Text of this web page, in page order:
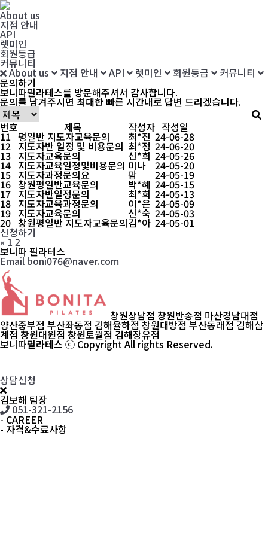
About us
지점 안내
API
렛미인
회원등급
커뮤니티
About us 지점 안내 API 렛미인 회원등급 커뮤니티
문의하기
보니따필라테스를 방문해주셔서 감사합니다.
문의를 남겨주시면 최대한빠른 시간내로 답변 드리겠습니다.
번호
제목 작성자 작성일
11 평일반 지도자교육문의 최*진 24-06-28
12 지도자반 일정 및 비용문의 최*정 24-06-20
13 지도자교육문의 신*희 24-05-26
14 지도자교육일정및비용문의 미나 24-05-20
15 지도자과정문의요 팜 24-05-19
16 창원평일반교육문의 박*혜 24-05-15
17 지도자반일정문의 최*희 24-05-13
18 지도자교육과정문의 이*은 24-05-09
19 지도자교육문의 신*숙 24-05-03
20 창원평일반 지도자교육문의김*아 24-05-01
신청하기
«12
보니따 필라테스
Email boni076@naver.com
창원상남점 창원반송점 마산경남대점
양산중부점 부산좌동점 김해율하점창원대방점부산동래점김해삼
계점 창원대원점 창원토월점 김해장유점
보니따필라테스 ⓒ Copyright All rights Reserved.
상담신청
김보해 팀장
051-321-2156
- CAREER
- 자격&수료사항